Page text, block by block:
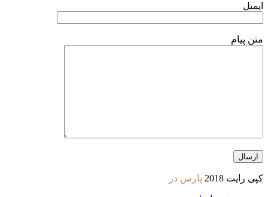
ایمیل
متن پیام
کپی رایت 2018 پارس در